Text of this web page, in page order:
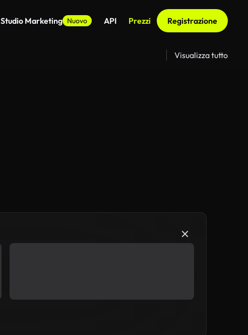
Studio Marketing Nuovo API Prezzi Registrazione
Visualizza tutto